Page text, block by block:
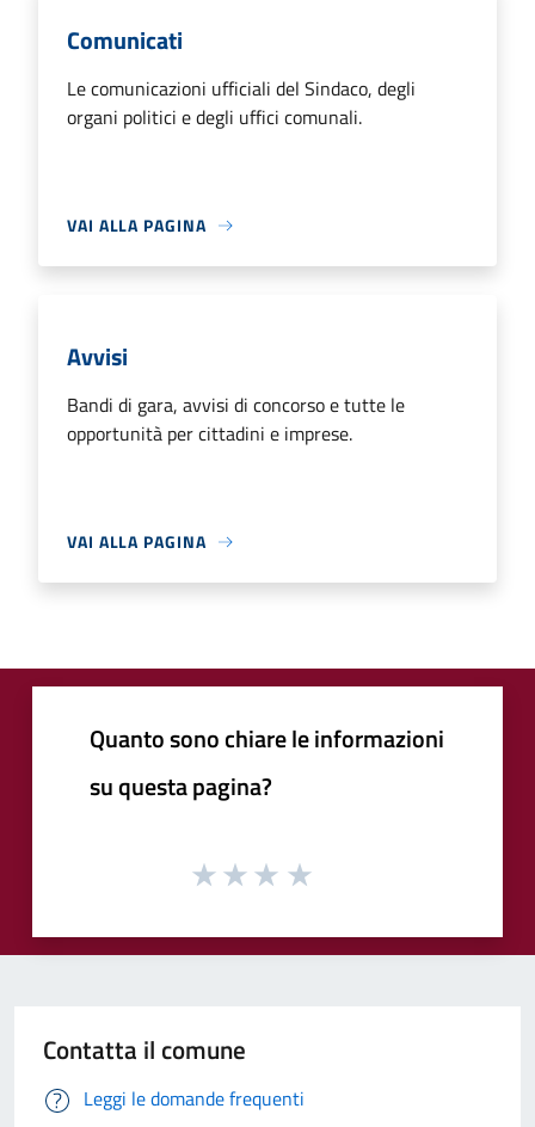
Comunicati
Le comunicazioni ufficiali del Sindaco, degli
organi politici e degli uffici comunali.
VAI ALLA PAGINA
Avvisi
Bandi di gara, avvisi di concorso e tutte le
opportunità per cittadini e imprese.
VAI ALLA PAGINA
Quanto sono chiare le informazioni
su questa pagina?
Contatta il comune
Leggi le domande frequenti